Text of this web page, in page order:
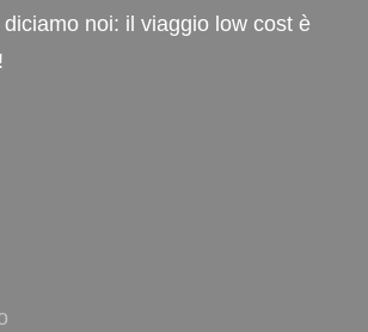
noi: il viaggio low cost è